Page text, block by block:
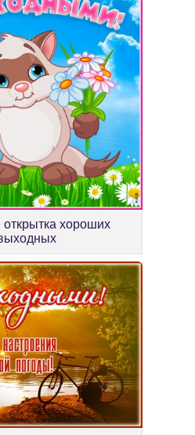
хороших